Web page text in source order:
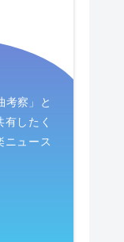
考察」と
したく
ニュース